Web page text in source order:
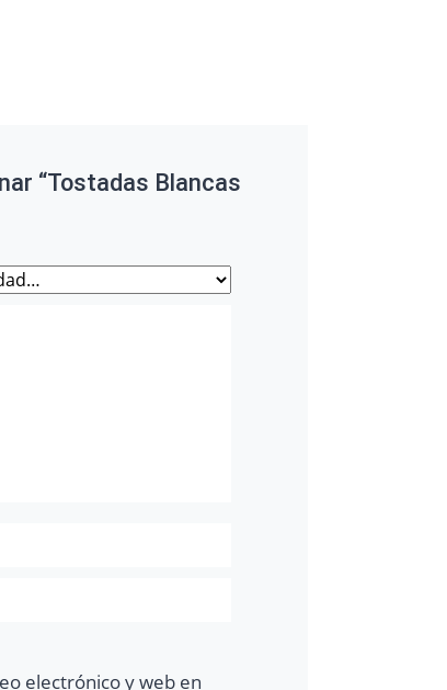
“Tostadas Blancas
electrónico y web en